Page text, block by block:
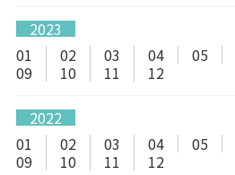
2023
01
02 03 04 05
09
10 11 12
2022
01
02 03 04 05
09
10 11 12